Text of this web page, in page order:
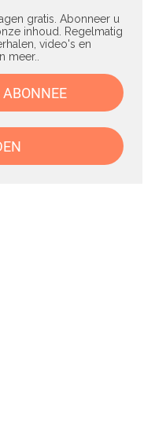
gratis. Abonneer u
inhoud. Regelmatig
video's en
meer..